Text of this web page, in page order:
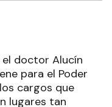
doctor Alucín
para el Poder
cargos que
lugares tan